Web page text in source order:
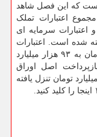
کرده است که این فصل شاهد
مجموع اعتبارات تملک
تومان و اعتبارات سرمایه ای
گرفته شده است. اعتبارات
تملک دارایی ملی هم از ۱۰۰ هزار میلیارد تومان به ۹۳ هزار میلیارد
اصل اوراق
میلیارد تومان به ۷۰ هزار میلیارد تومان تنزل یافته